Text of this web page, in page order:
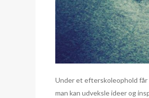
Under et efterskoleophold får
man kan udveksle ideer og